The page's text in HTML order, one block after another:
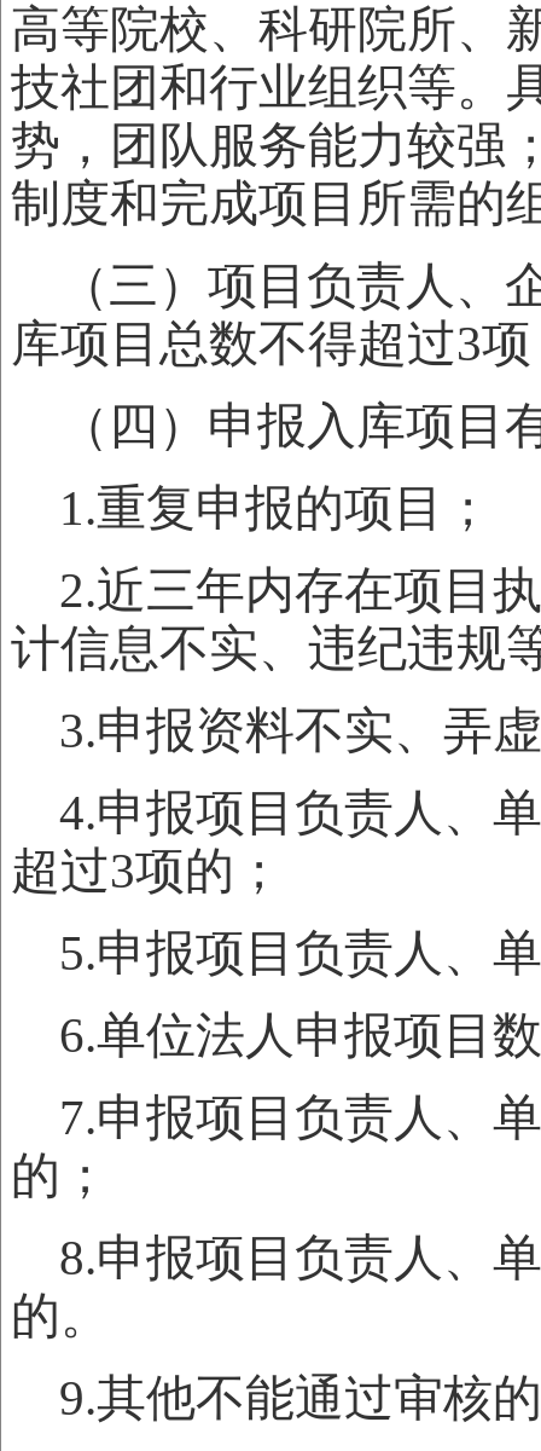
高等院校、科研院所、
技社团和行业组织等。
势，团队服务能力较强
制度和完成项目所需的
（三）项目负责人
库项目总数不得超过3
（四）申报入库项
1.重复申报的项目；
2.近三年内存在项目
计信息不实、违纪违规
3.申报资料不实、弄
4.申报项目负责人、
超过3项的；
5.申报项目负责人、
6.单位法人申报项目
7.申报项目负责人、
的；
8.申报项目负责人、
的。
9.其他不能通过审核